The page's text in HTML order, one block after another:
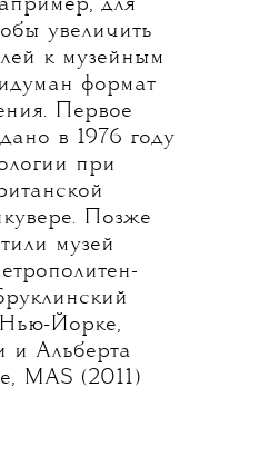
для
увеличить
к музейным
формат
Первое
в 1976 году
при
Позже
музей
Йорке,
и Альберта
МАS (2011)